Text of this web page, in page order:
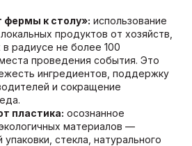
фермы к столу»: использование
продуктов от хозяйств,
радиусе не более 100
проведения события. Это
ингредиентов, поддержку
и сокращение
пластика: осознанное
материалов —
стекла, натурального